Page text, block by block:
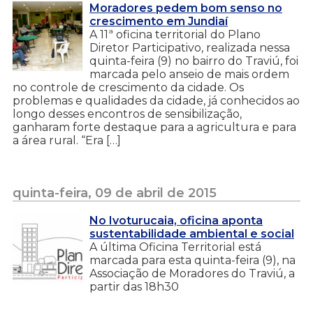
Moradores pedem bom senso no
crescimento em Jundiaí
A 11ª oficina territorial do Plano
Diretor Participativo, realizada nessa
quinta-feira (9) no bairro do Traviú, foi
marcada pelo anseio de mais ordem
no controle de crescimento da cidade. Os
problemas e qualidades da cidade, já conhecidos ao
longo desses encontros de sensibilização,
ganharam forte destaque para a agricultura e para
a área rural. “Era […]
quinta-feira, 09 de abril de 2015
No Ivoturucaia, oficina aponta
sustentabilidade ambiental e social
A última Oficina Territorial está
marcada para esta quinta-feira (9), na
Associação de Moradores do Traviú, a
partir das 18h30